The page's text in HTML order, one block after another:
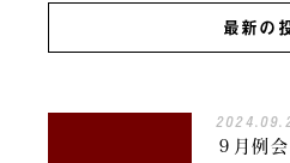
最新の
９月例